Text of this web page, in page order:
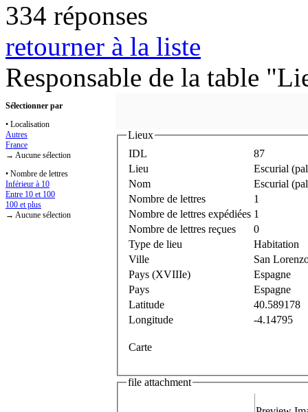
334 réponses
retourner à la liste
Responsable de la table
Sélectionner par
• Localisation
Autres
France
→ Aucune sélection
• Nombre de lettres
Inférieur à 10
Entre 10 et 100
100 et plus
→ Aucune sélection
Lieux
IDL
87
Lieu
Escurial
Nom
Escurial
Nombre de lettres
1
Nombre de lettres expédiées 1
Nombre de lettres reçues
0
Type de lieu
Habitation
Ville
San
Pays (XVIIIe)
Espagne
Pays
Espagne
Latitude
40.589178
Longitude
-4.14795
Carte
file attachment